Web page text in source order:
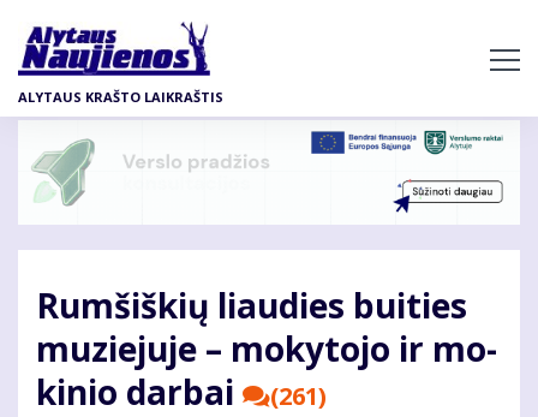
pagrindinį
turinį
ALYTAUS KRAŠTO LAIKRAŠTIS
Rum­šiš­kių liau­dies bui­ties
mu­zie­ju­je – mo­ky­to­jo ir mo­
ki­nio dar­bai
(261)